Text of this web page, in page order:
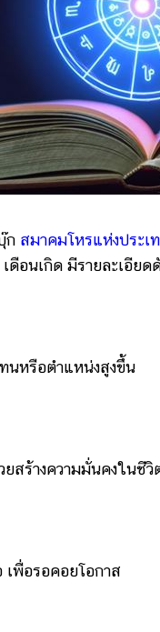
ก สมาคมโหรแห่งประ
ดือนเกิด มีรายละเอียด
หรือตำแหน่งสูงขึ้น
ร้างความมั่นคงในชีวิ
อรอคอยโอกาส